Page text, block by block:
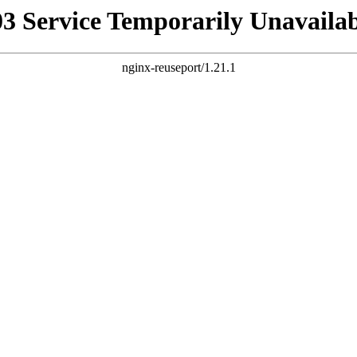
Service Temporarily
nginx-reuseport/1.21.1